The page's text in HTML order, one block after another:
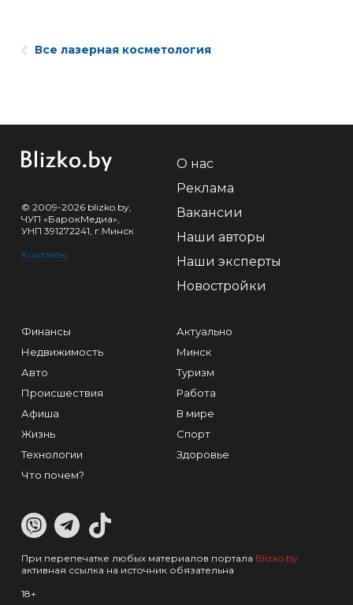
Все лазерная косметология
© 2009-2026 blizko.by,
ЧУП «БарокМедиа»,
УНП 391272241, г.Минск
Контакты
О нас
Реклама
Вакансии
Наши авторы
Наши эксперты
Новостройки
Финансы
Недвижимость
Авто
Происшествия
Афиша
Жизнь
Технологии
Что почем?
Актуально
Минск
Туризм
Работа
В мире
Спорт
Здоровье
При перепечатке любых материалов портала Blizko.by
активная ссылка на источник обязательна
18+